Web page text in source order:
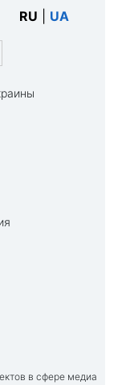
RU UA
в сфере медиа